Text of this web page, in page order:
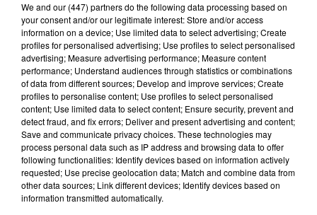
Lecture (4 min 15 sec)
100%
100% Radio les infos de l'Aude
We and our (447) partnersdo the following data processing based on
your consent and/or our legitimate interest: Store and/or access
information on a device; Use limited data to select advertising; Create
profiles for personalised advertising; Use profiles to select personalised
advertising; Measure advertising performance; Measure content
performance; Understand audiences through statistics or combinations
of data from different sources; Develop and improve services; Create
profiles to personalise content; Use profiles to select personalised
content; Use limited data to select content; Ensure security, prevent and
detect fraud, and fix errors; Deliver and present advertising and content;
Save and communicate privacy choices. These technologies may
process personal data such as IP address and browsing data to offer
following functionalities: Identify devices based on information actively
requested; Use precise geolocation data; Match and combine data from
other data sources; Link different devices; Identify devices based on
information transmitted automatically.